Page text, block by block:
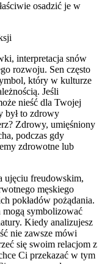
osadzić je w
interpretacja snów
rozwoju. Sen często
który w kulturze
Jeśli
nieść dla Twojej
był to zdrowy
Zdrowy, umięśniony
podczas gdy
zdrowotne lub
ujęciu freudowskim,
męskiego
pokładów pożądania.
symbolizować
Kiedy analizujesz
nie zawsze mówi
się swoim relacjom z
Ci przekazać w tym